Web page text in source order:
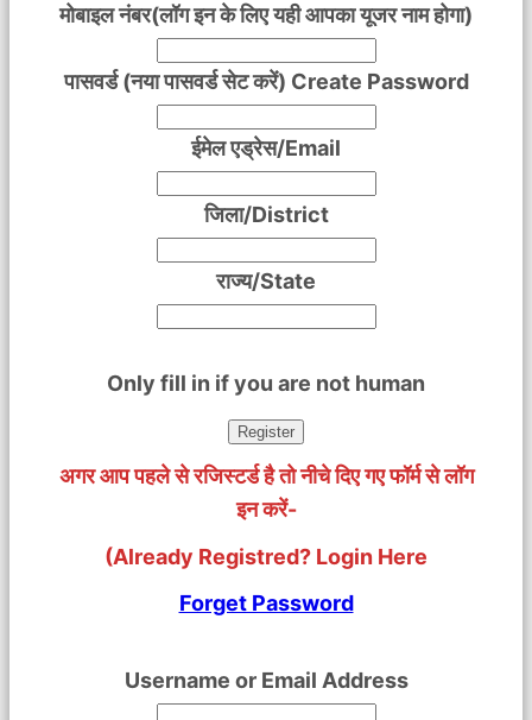
मोबाइल नंबर(लॉग इन के लिए यही आपका यूजर नाम होगा)
पासवर्ड (नया पासवर्ड सेट करें) Create Password
ईमेल एड्रेस/Email
जिला/District
राज्य/State
Only fill in if you are not human
अगर आप पहले से रजिस्टर्ड है तो नीचे दिए गए फॉर्म से लॉग
इन करें-
(Already Registred? Login Here
Forget Password
Username or Email Address